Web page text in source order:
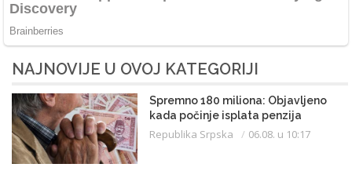
NAJNOVIJE U OVOJ KATEGORIJI
Spremno 180 miliona: Objavljeno
kada počinje isplata penzija
Republika Srpska 06.08. u 10:17